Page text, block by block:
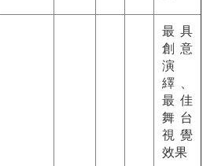
最具
創意
演
繹、
最佳
舞台
視覺
效果